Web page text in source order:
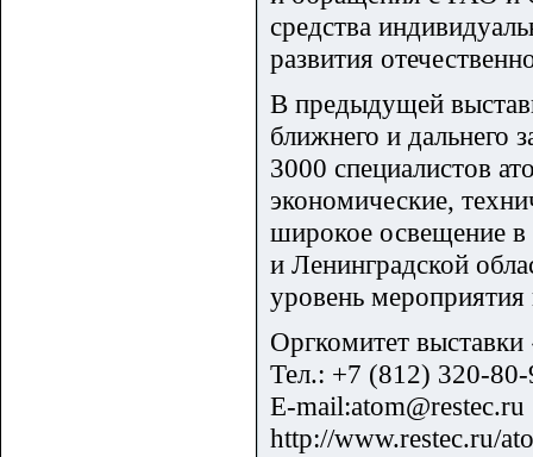
средства
развития
В предыдущей
ближнего и дальнего
3000 специалистов
экономические,
широкое освещение в
и Ленинградской
уровень
Оргкомитет
Тел.: +7 (812) 320-
E-mail:atom@restec.ru
http://www.restec.ru/